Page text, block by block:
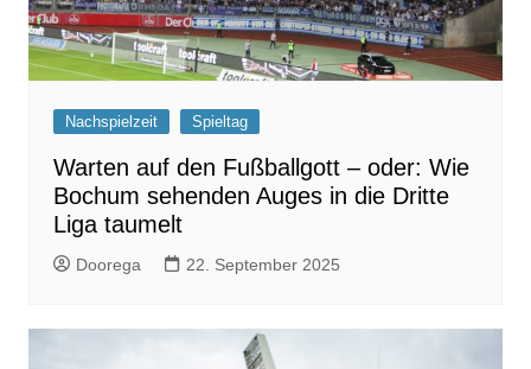
Nachspielzeit Spieltag
Warten auf den Fußballgott – oder: Wie
Bochum sehenden Auges in die Dritte
Liga taumelt
Doorega 22. September 2025